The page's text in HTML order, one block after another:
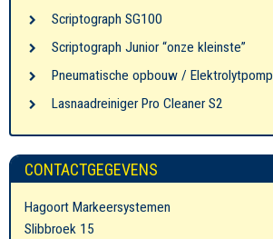
Scriptograph SG100
Scriptograph Junior “onze kleinste”
Pneumatische opbouw / Elektrolytpomp
Lasnaadreiniger Pro Cleaner S2
CONTACTGEGEVENS
Hagoort Markeersystemen
Slibbroek 15